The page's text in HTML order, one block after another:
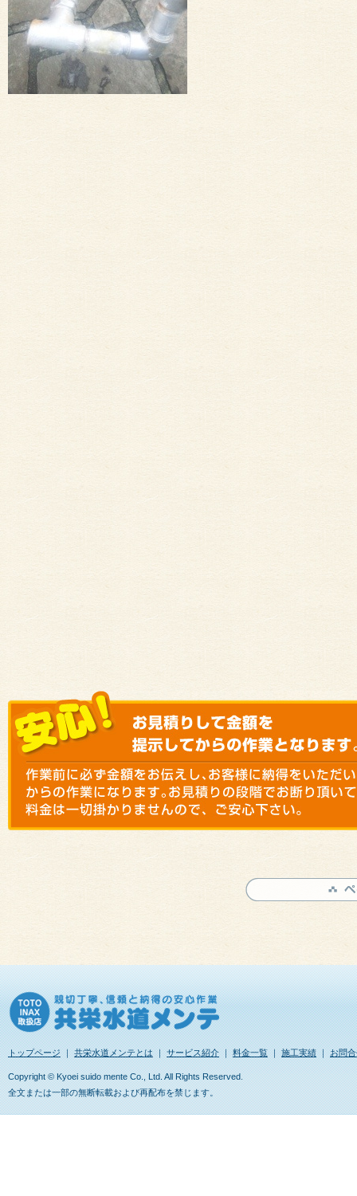
トップページ｜共栄水道メンテとは｜サービス紹介｜料金一覧｜施工実績｜お問
Copyright © Kyoei suido mente Co., Ltd. All Rights Reserved.
全文または一部の無断転載および再配布を禁じます。